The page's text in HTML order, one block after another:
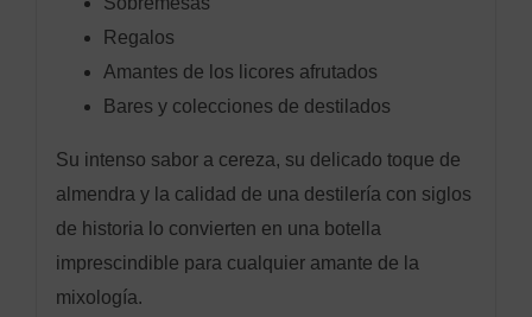
Regalos
Amantes de los licores afrutados
Bares y colecciones de destilados
Su intenso sabor a cereza, su delicado toque de
almendra y la calidad de una destilería con siglos
de historia lo convierten en una botella
imprescindible para cualquier amante de la
mixología.